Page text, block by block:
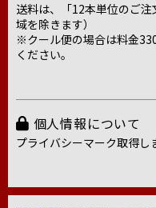
送料は、「12本単位のご
域を除きます）
※クール便の場合は料金
ください。
個人情報について
プライバシーマーク取得し